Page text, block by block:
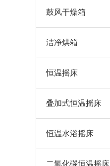
鼓风干燥箱
洁净烘箱
恒温摇床
叠加式恒温摇床
恒温水浴摇床
二氧化碳恒温摇床